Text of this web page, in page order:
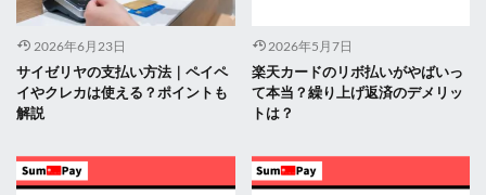
2026年6月23日
サイゼリヤの支払い方法｜ペイペ
イやクレカは使える？ポイントも
解説
2026年5月7日
楽天カードのリボ払いがやばいっ
て本当？繰り上げ返済のデメリッ
トは？